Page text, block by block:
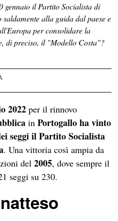
gennaio il Partito Socialista di
alla guida dal paese e
per consolidare la
di preciso, il "Modello Costa"?
2022 per il rinnovo
inPortogallo ha vinto
seggi il Partito Socialista
. Una vittoria così ampia da
del2005, dove sempre il
seggi su 230.